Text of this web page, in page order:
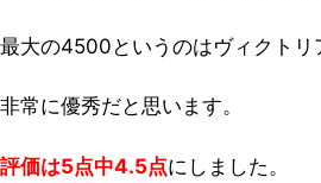
最大の4500というのはヴィクトリ
非常に優秀だと思います。
評価は5点中4.5点にしました。